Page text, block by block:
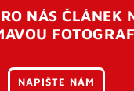
se váš účet ověří
zkontrolovat
NÁS ČLÁNEK
NAPIŠTE NÁM